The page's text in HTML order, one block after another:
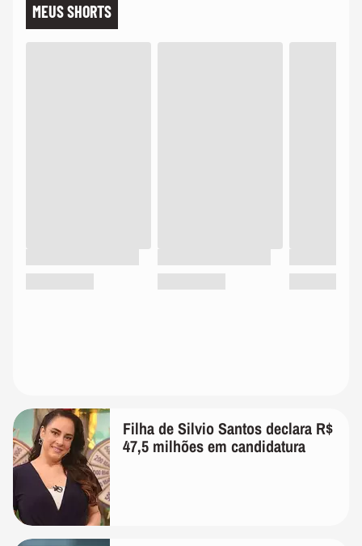
MEUS SHORTS
Filha de Silvio Santos declara R$
47,5 milhões em candidatura